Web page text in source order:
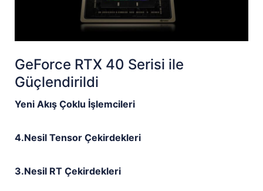
GeForce RTX 40 Serisi ile
Güçlendirildi
Yeni Akış Çoklu İşlemcileri
4.Nesil Tensor Çekirdekleri
3.Nesil RT Çekirdekleri